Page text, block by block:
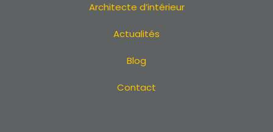
Maison traditionnelle à Pornichet
Maison traditionnelle à Saint-Michel-Chef-Chef
Maison traditionnelle à La Plaine-sur-Mer
Maison traditionnelle à Carquefou
Architecte d’intérieur
Actualités
Blog
Contact